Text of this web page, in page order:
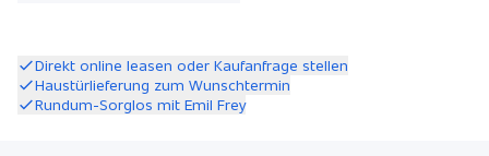
Direkt online leasen oder Kaufanfrage stellen
Haustürlieferung zum Wunschtermin
Rundum-Sorglos mit Emil Frey